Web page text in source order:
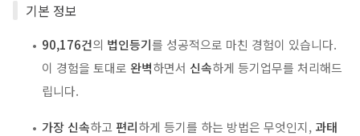
기본 정보
90,176건의 법인등기를 성공적으로 마친 경험이 있습니다.
이 경험을 토대로 완벽하면서 신속하게 등기업무를 처리해드
립니다.
가장 신속하고 편리하게 등기를 하는 방법은 무엇인지, 과태